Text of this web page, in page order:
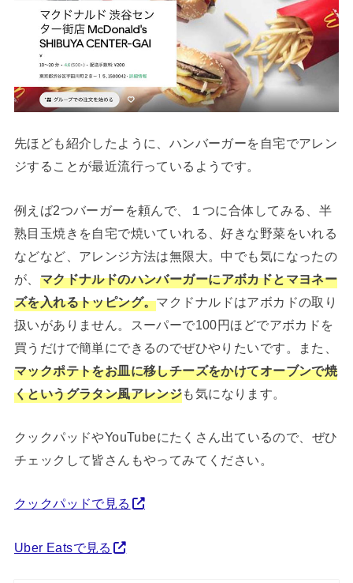
先ほども紹介したように、ハンバーガーを自宅でアレン
ジすることが最近流行っているようです。
例えば2つバーガーを頼んで、１つに合体してみる、半
熟目玉焼きを自宅で焼いていれる、好きな野菜をいれる
などなど、アレンジ方法は無限大。中でも気になったの
が、 マクドナルドのハンバーガーにアボカドとマヨネー
ズを入れるトッピング。マクドナルドはアボカドの取り
扱いがありません。スーパーで100円ほどでアボカドを
買うだけで簡単にできるのでぜひやりたいです。また、
マックポテトをお皿に移しチーズをかけてオーブンで焼
くというグラタン風アレンジも気になります。
クックパッドやYouTubeにたくさん出ているので、ぜひ
チェックして皆さんもやってみてください。
クックパッドで見る
Uber Eatsで見る